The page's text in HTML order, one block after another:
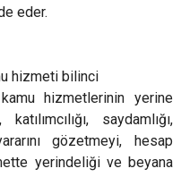
eder.
hizmeti bilinci
hizmetlerinin yerine
saydamlığı,
gözetmeyi, hesap
yerindeliği ve beyana